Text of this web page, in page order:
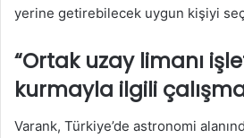
yerine getirebilecek uygun kişiyi
“Ortak uzay limanı
kurmayla ilgili
Varank, Türkiye’de astronomi